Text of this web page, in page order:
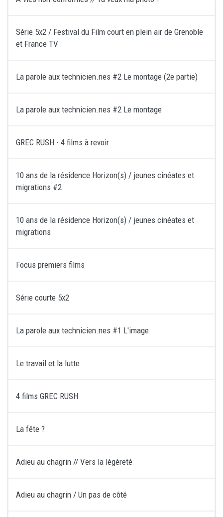
Série 5x2 / Festival du Film court en plein air de Grenoble
et France TV
La parole aux technicien.nes #2 Le montage (2e partie)
La parole aux technicien.nes #2 Le montage
GREC RUSH - 4 films à revoir
10 ans de la résidence Horizon(s) / jeunes cinéates et
migrations #2
10 ans de la résidence Horizon(s) / jeunes cinéates et
migrations
Focus premiers films
Série courte 5x2
La parole aux technicien.nes #1 L'image
Le travail et la lutte
4 films GREC RUSH
La fête ?
Adieu au chagrin // Vers la légèreté
Adieu au chagrin / Un pas de côté